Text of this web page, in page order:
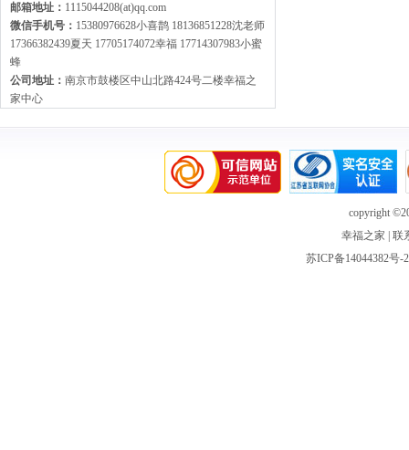
邮箱地址： 1115044208(at)qq.com
微信手机号： 15380976628小喜鹊 18136851228沈老师
17366382439夏天 17705174072幸福 17714307983小蜜
蜂
公司地址： 南京市鼓楼区中山北路424号二楼幸福之
家中心
copyright
幸福之家
联
苏ICP备14044382号-2